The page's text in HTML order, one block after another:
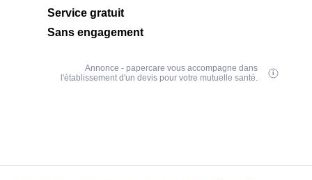
Service gratuit
Sans engagement
Annonce - papercare vous accompagne dans
l'établissement d'un devis pour votre mutuelle santé.